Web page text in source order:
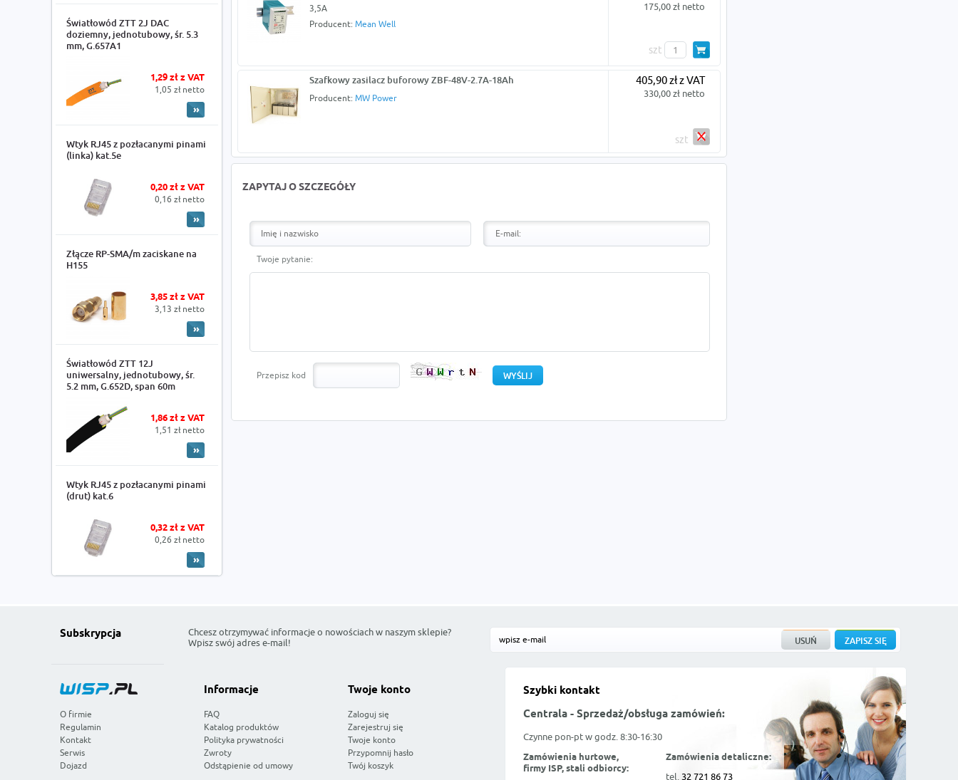
Światłowód ZTT 2J DAC
doziemny, jednotubowy, śr. 5.3
mm, G.657A1
1,29 zł z VAT
1,05 zł netto
Wtyk RJ45 z pozłacanymi pinami
(linka) kat.5e
0,20 zł z VAT
0,16 zł netto
Złącze RP-SMA/m zaciskane na
H155
3,85 zł z VAT
3,13 zł netto
Światłowód ZTT 12J
uniwersalny, jednotubowy, śr.
5.2 mm, G.652D, span 60m
1,86 zł z VAT
1,51 zł netto
Wtyk RJ45 z pozłacanymi pinami
(drut) kat.6
0,32 zł z VAT
0,26 zł netto
3,5A
Producent: Mean Well
175,00 zł netto
szt
Szafkowy zasilacz buforowy ZBF-48V-2.7A-18Ah
Producent: MW Power
405,90 zł z VAT
330,00 zł netto
szt
ZAPYTAJ O SZCZEGÓŁY
Twoje pytanie:
Przepisz kod
Subskrypcja
Chcesz otrzymywać informacje o nowościach w naszym sklepie?
Wpisz swój adres e-mail!
Szybki kontakt
Centrala - Sprzedaż/obsługa zamówień:
Czynne pon-pt w godz. 8:30-16:30
Zamówienia hurtowe,
firmy ISP, stali odbiorcy:
Zamówienia detaliczne:
tel. 32 721 86 73
O firmie
Regulamin
Kontakt
Serwis
Dojazd
Informacje
FAQ
Katalog produktów
Polityka prywatności
Zwroty
Odstąpienie od umowy
Twoje konto
Zaloguj się
Zarejestruj się
Twoje konto
Przypomnij hasło
Twój koszyk